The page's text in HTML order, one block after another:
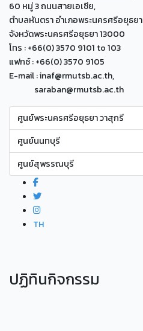
60 หมู่ 3 ถนนสายเอเซีย,
ตำบลหันตรา อำเภอพระนครศรีอยุธยา
จังหวัดพระนครศรีอยุธยา 13000
โทร : +66(0) 3570 9101 to 103
แฟกซ์ : +66(0) 3570 9105
E-mail : inaf@rmutsb.ac.th,
saraban@rmutsb.ac.th
ศูนย์พระนครศรีอยุธยา วาสุกรี
ศูนย์นนทบุรี
ศูนย์สุพรรณบุรี
TH
ปฏิทินกิจกรรม